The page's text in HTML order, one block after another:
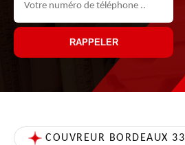
COUVREUR BORDEAUX 33